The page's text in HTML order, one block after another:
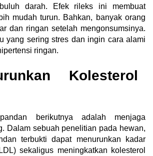
darah. Efek rileks ini membuat
mudah turun. Bahkan, banyak orang
dan ringan setelah mengonsumsinya.
yang sering stres dan ingin cara alami
ringan.
Kolesterol
berikutnya adalah menjaga
Dalam sebuah penelitian pada hewan,
terbukti dapat menurunkan kadar
sekaligus meningkatkan kolesterol